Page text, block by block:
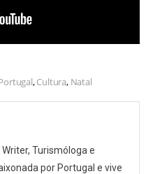
,Cultura, Natal
Turismóloga e
por Portugal e vive